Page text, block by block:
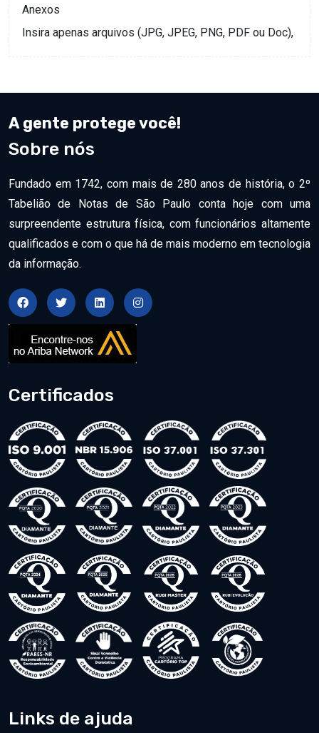
A gente protege você!
Sobre nós
Fundado em 1742, com mais de 280 anos de história, o 2º
Tabelião de Notas de São Paulo conta hoje com uma
surpreendente estrutura física, com funcionários altamente
qualificados e com o que há de mais moderno em tecnologia
da informação.
Certificados
Links de ajuda